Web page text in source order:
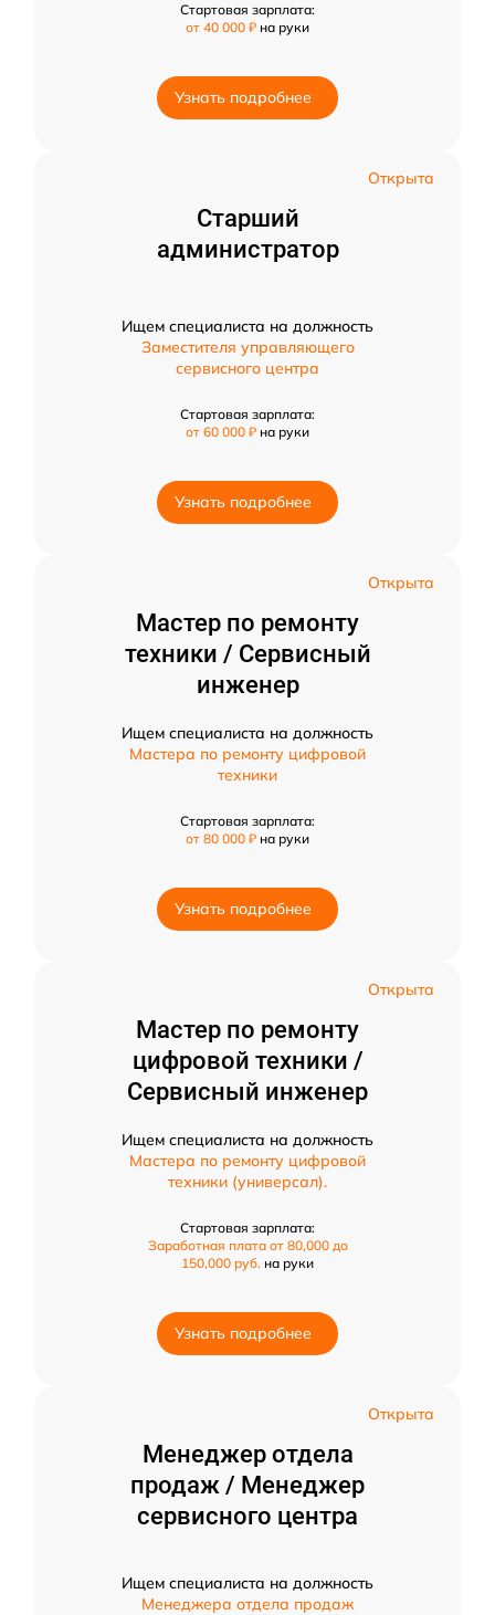
Стартовая зарплата:
от 40 000 ₽ на руки
Узнать подробнее
Открыта
Старший
администратор
Ищем специалиста на должность
Заместителя управляющего
сервисного центра
Стартовая зарплата:
от 60 000 ₽ на руки
Узнать подробнее
Открыта
Мастер по ремонту
техники / Сервисный
инженер
Ищем специалиста на должность
Мастера по ремонту цифровой
техники
Стартовая зарплата:
от 80 000 ₽ на руки
Узнать подробнее
Открыта
Мастер по ремонту
цифровой техники /
Сервисный инженер
Ищем специалиста на должность
Мастера по ремонту цифровой
техники (универсал).
Стартовая зарплата:
Заработная плата от 80,000 до
150,000 руб. на руки
Узнать подробнее
Открыта
Менеджер отдела
продаж / Менеджер
сервисного центра
Ищем специалиста на должность
Менеджера отдела продаж